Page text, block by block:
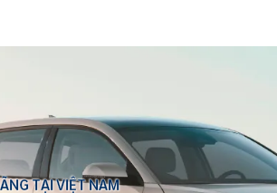
TẠI VIỆT NAM